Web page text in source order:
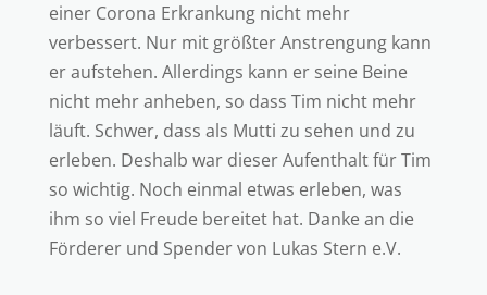
einer Corona Erkrankung nicht mehr
verbessert. Nur mit größter Anstrengung kann
er aufstehen. Allerdings kann er seine Beine
nicht mehr anheben, so dass Tim nicht mehr
läuft. Schwer, dass als Mutti zu sehen und zu
erleben. Deshalb war dieser Aufenthalt für Tim
so wichtig. Noch einmal etwas erleben, was
ihm so viel Freude bereitet hat. Danke an die
Förderer und Spender von Lukas Stern e.V.